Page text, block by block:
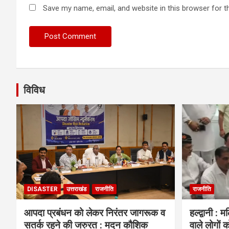
Save my name, email, and website in this browser for
विविध
DISASTER उत्तराखंड राजनीति
आपदा प्रबंधन को लेकर निरंतर जागरूक व
सतर्क रहने की जरुरत : मदन कौशिक
राजनीति
हल्द्वानी :
वाले लोगों